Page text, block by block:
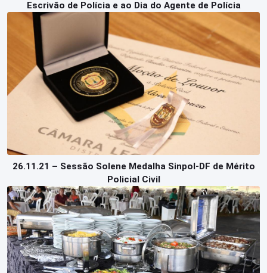
Escrivão de Polícia e ao Dia do Agente de Polícia
26.11.21 – Sessão Solene Medalha Sinpol-DF de Mérito
Policial Civil